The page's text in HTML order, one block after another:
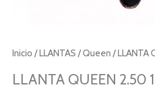
Inicio /LLANTAS /Queen / LLANTA
LLANTA QUEEN 2.50